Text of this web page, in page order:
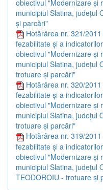
obiectivul "Modernizare şi
municipiul Slatina, judeţul
şi parcări"
Hotărârea nr. 321/
fezabilitate şi a
obiectivul "Modernizare şi
municipiul Slatina, judeţul
trotuare şi parcări"
Hotărârea nr. 320/
fezabilitate şi a
obiectivul "Modernizare şi
municipiul Slatina, judeţul
trotuare şi parcări"
Hotărârea nr. 319/
fezabilitate şi a
obiectivul "Modernizare şi
municipiul Slatina, judeţul
TEODOROIU - trotuare şi